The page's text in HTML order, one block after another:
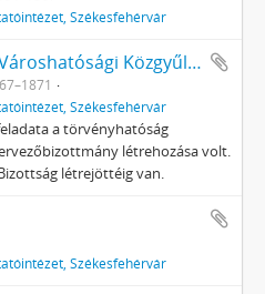
Székesfehérvár
Székesfehérvár város Városhatósági Közgyűlésének iratai
Székesfehérvár
a törvényhatóság
létrehozása volt.
létrejöttéig van.
Székesfehérvár